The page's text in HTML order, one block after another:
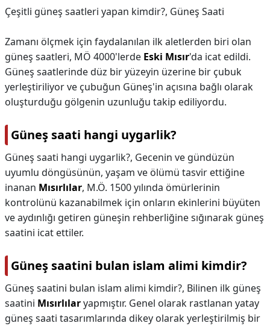
Çeşitli güneş saatleri yapan kimdir?, Güneş Saati
Zamanı ölçmek için faydalanılan ilk aletlerden biri olan
güneş saatleri, MÖ 4000'lerde Eski Mısır'da icat edildi.
Güneş saatlerinde düz bir yüzeyin üzerine bir çubuk
yerleştiriliyor ve çubuğun Güneş'in açısına bağlı olarak
oluşturduğu gölgenin uzunluğu takip ediliyordu.
Güneş saati hangi uygarlik?
Güneş saati hangi uygarlik?, Gecenin ve gündüzün
uyumlu döngüsünün, yaşam ve ölümü tasvir ettiğine
inanan Mısırlılar, M.Ö. 1500 yılında ömürlerinin
kontrolünü kazanabilmek için onların ekinlerini büyüten
ve aydınlığı getiren güneşin rehberliğine sığınarak güneş
saatini icat ettiler.
Güneş saatini bulan islam alimi kimdir?
Güneş saatini bulan islam alimi kimdir?, Bilinen ilk güneş
saatini Mısırlılaryapmıştır. Genel olarak rastlanan yatay
güneş saati tasarımlarında dikey olarak yerleştirilmiş bir